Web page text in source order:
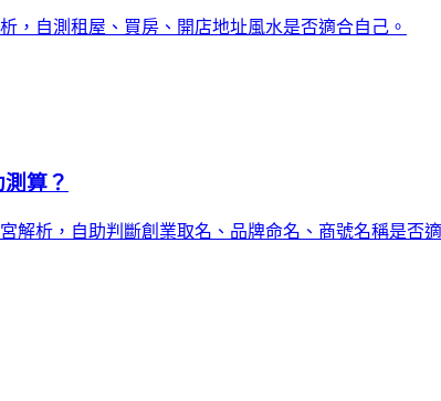
，自測租屋、買房、開店地址風水是否適合自己。
算？
析，自助判斷創業取名、品牌命名、商號名稱是否